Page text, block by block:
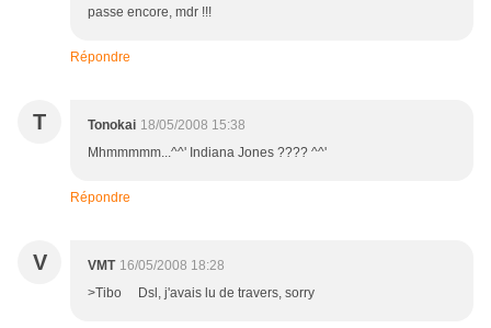
passe encore, mdr !!!
Répondre
T Tonokai 18/05/2008 15:38
Mhmmmmm...^^' Indiana Jones ???? ^^'
Répondre
V VMT 16/05/2008 18:28
>Tibo Dsl, j'avais lu de travers, sorry